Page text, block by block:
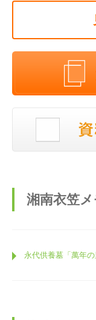
湘南衣笠
永代供養墓「萬年